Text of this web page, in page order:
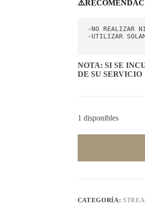
-NO REALIZAR
-UTILIZAR
NOTA: SI SE
DE SU SERVICIO
1 disponibles
CATEGORÍA: